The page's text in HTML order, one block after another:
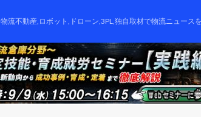
物流不動産,ロボット,ドローン,3PL,独自取材で物流ニュース